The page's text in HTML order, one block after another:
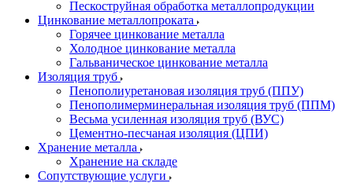
Пескоструйная обработка металлопродукции
Цинкование металлопроката
Горячее цинкование металла
Холодное цинкование металла
Гальваническое цинкование металла
Изоляция труб
Пенополиуретановая изоляция труб (ППУ)
Пенополимерминеральная изоляция труб (ППМ)
Весьма усиленная изоляция труб (ВУС)
Цементно-песчаная изоляция (ЦПИ)
Хранение металла
Хранение на складе
Сопутствующие услуги